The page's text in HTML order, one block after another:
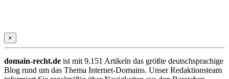
×
domain-recht.de ist mit 9.151 Artikeln das größte deutschsprachige
Blog rund um das Thema Internet-Domains. Unser Redaktionsteam